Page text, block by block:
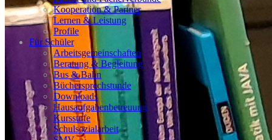
Kooperation & Partner
Lernen & Leistung
Profile
Für Schüler
Arbeitsgemeinschaften
Beratung & Begleitung
Bus & Bahn
Büchersprechstunde
Downloads
Hausaufgabenbetreuung
Kursstufe
Schulsozialarbeit